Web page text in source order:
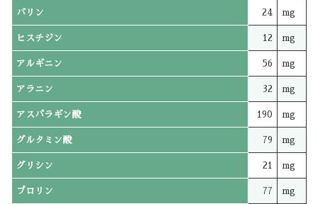
バリン 24 mg
ヒスチジン 12 mg
アルギニン 56 mg
アラニン 32 mg
アスパラギン酸 190 mg
グルタミン酸 79 mg
グリシン 21 mg
プロリン 77 mg